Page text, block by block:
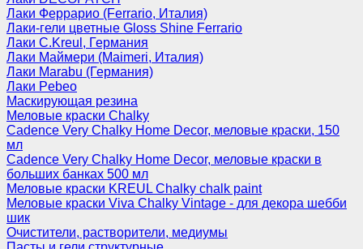
Лаки Феррарио (Ferrario, Италия)
Лаки-гели цветные Gloss Shine Ferrario
Лаки C.Kreul, Германия
Лаки Маймери (Maimeri, Италия)
Лаки Marabu (Германия)
Лаки Pebeo
Маскирующая резина
Меловые краски Chalky
Cadence Very Chalky Home Decor, меловые краски, 150
мл
Cadence Very Chalky Home Decor, меловые краски в
больших банках 500 мл
Меловые краски KREUL Chalky chalk paint
Меловые краски Viva Chalky Vintage - для декора шебби
шик
Очистители, растворители, медиумы